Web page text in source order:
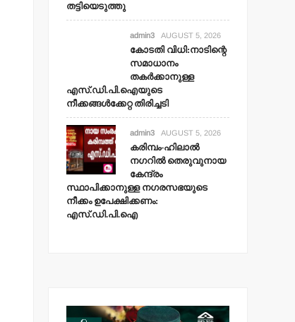
തട്ടിയെടുത്തു
admin3 AUGUST 5, 2026
കോടതി വിധി:നാടിന്റെ
സമാധാനം
തകര്‍ക്കാനുള്ള
എസ്.ഡി.പി.ഐയുടെ
നീക്കങ്ങള്‍ക്കേറ്റ തിരിച്ചടി
admin3 AUGUST 5, 2026
കരിമ്പം-ഹിലാല്‍
നഗറില്‍ തെരുവുനായ
കേന്ദ്രം
സ്ഥാപിക്കാനുള്ള നഗരസഭയുടെ
നീക്കം ഉപേക്ഷിക്കണം:
എസ്.ഡി.പി.ഐ